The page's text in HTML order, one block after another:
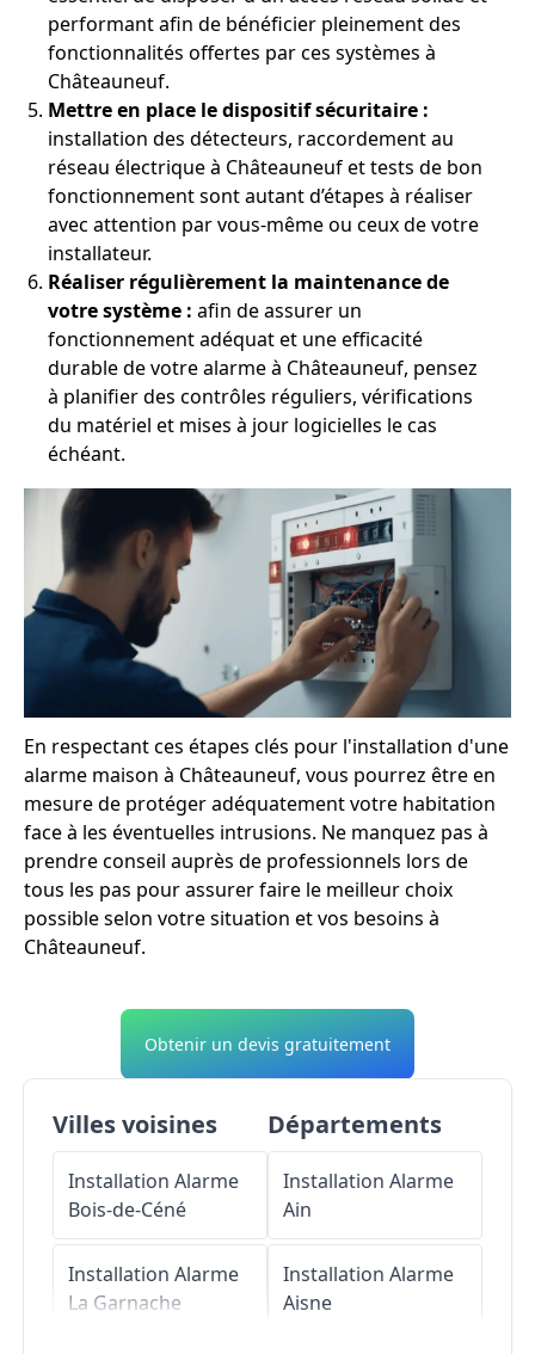
performant afin de bénéficier pleinement des
fonctionnalités offertes par ces systèmes à
Châteauneuf.
Mettre en place le dispositif sécuritaire :
installation des détecteurs, raccordement au
réseau électrique à Châteauneuf et tests de bon
fonctionnement sont autant d’étapes à réaliser
avec attention par vous-même ou ceux de votre
installateur.
Réaliser régulièrement la maintenance de
votre système : afin de assurer un
fonctionnement adéquat et une efficacité
durable de votre alarme à Châteauneuf, pensez
à planifier des contrôles réguliers, vérifications
du matériel et mises à jour logicielles le cas
échéant.
En respectant ces étapes clés pour l'installation d'une
alarme maison à Châteauneuf, vous pourrez être en
mesure de protéger adéquatement votre habitation
face à les éventuelles intrusions. Ne manquez pas à
prendre conseil auprès de professionnels lors de
tous les pas pour assurer faire le meilleur choix
possible selon votre situation et vos besoins à
Châteauneuf.
Obtenir un devis gratuitement
Villes voisines
Installation Alarme
Bois-de-Céné
Installation Alarme
La Garnache
Départements
Installation Alarme
Ain
Installation Alarme
Aisne